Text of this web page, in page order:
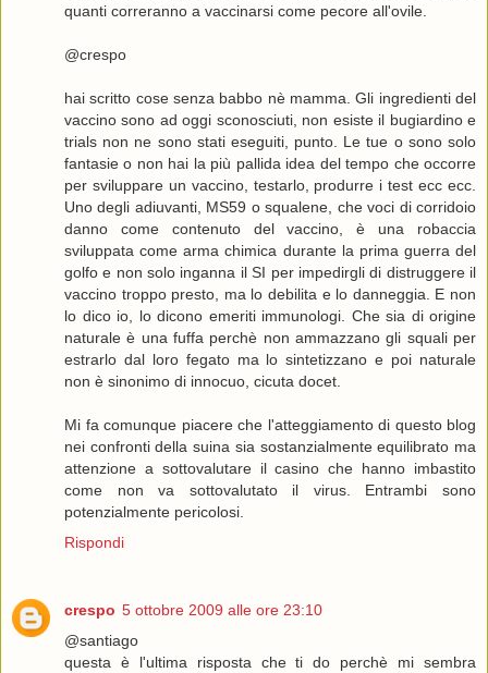
quanti correranno a vaccinarsi come pecore all'ovile.
@crespo
hai scritto cose senza babbo nè mamma. Gli ingredienti del
vaccino sono ad oggi sconosciuti, non esiste il bugiardino e
trials non ne sono stati eseguiti, punto. Le tue o sono solo
fantasie o non hai la più pallida idea del tempo che occorre
per sviluppare un vaccino, testarlo, produrre i test ecc ecc.
Uno degli adiuvanti, MS59 o squalene, che voci di corridoio
danno come contenuto del vaccino, è una robaccia
sviluppata come arma chimica durante la prima guerra del
golfo e non solo inganna il SI per impedirgli di distruggere il
vaccino troppo presto, ma lo debilita e lo danneggia. E non
lo dico io, lo dicono emeriti immunologi. Che sia di origine
naturale è una fuffa perchè non ammazzano gli squali per
estrarlo dal loro fegato ma lo sintetizzano e poi naturale
non è sinonimo di innocuo, cicuta docet.
Mi fa comunque piacere che l'atteggiamento di questo blog
nei confronti della suina sia sostanzialmente equilibrato ma
attenzione a sottovalutare il casino che hanno imbastito
come non va sottovalutato il virus. Entrambi sono
potenzialmente pericolosi.
Rispondi
crespo 5 ottobre 2009 alle ore 23:10
@santiago
questa è l'ultima risposta che ti do perchè mi sembra